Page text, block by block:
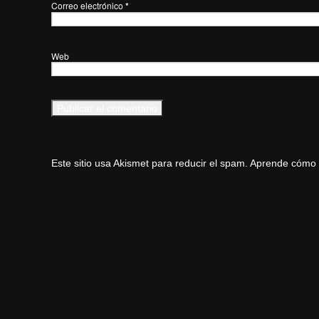
Correo electrónico *
Web
Este sitio usa Akismet para reducir el spam. Aprende